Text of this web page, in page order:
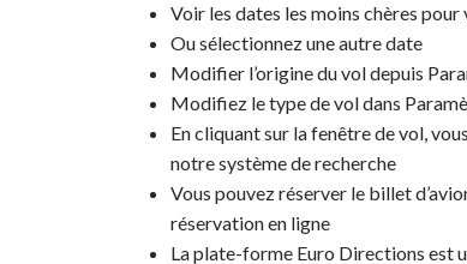
Voir les dates les moins chères
Ou sélectionnez une autre date
Modifier l’origine du vol depuis
Modifiez le type de vol dans
En cliquant sur la fenêtre de vol,
notre système de recherche
Vous pouvez réserver le billet
réservation en ligne
La plate-forme Euro Directions est